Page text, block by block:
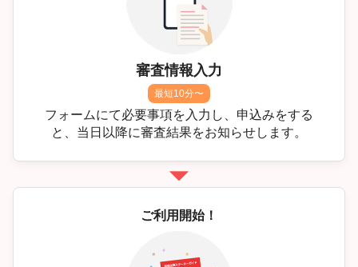
審査情報入力
最短10分〜
フォームにて必要事項を入力し、申込みをする
と、当日以降に審査結果をお知らせします。
ご利用開始！